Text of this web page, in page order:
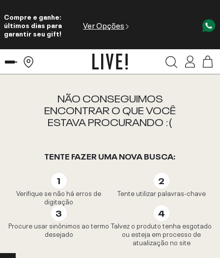
Compre e ganhe:
últimos dias para
garantir seu gift!
Ver Opções
NÃO CONSEGUIMOS
ENCONTRAR O QUE VOCÊ
ESTAVA PROCURANDO :(
TENTE FAZER UMA NOVA BUSCA:
Verifique se não há erros de
digitação
Tente utilizar palavras-chave
Procure usar sinônimos ao termo
desejado
Talvez o produto tenha esgotado
ou esteja em processo de
atualização no site